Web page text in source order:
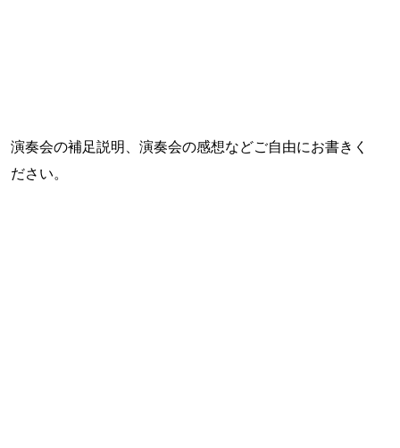
演奏会の補足説明、演奏会の感想などご自由にお書きく
ださい。